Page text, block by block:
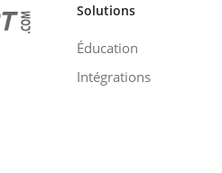
Solutions
Éducation
Intégrations